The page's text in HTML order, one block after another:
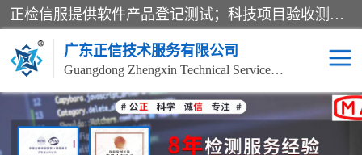
正检信服提供软件产品登记测试；科技项目验收测试；产品确认测试；功能测试；性能测试；安全测试；代码审计测试；漏洞扫描测试；渗透测试；风险评估测试；信息安全等级保护测评；双软认定；实验室建设质量体系建设；软件着作权、软件评测等服务。
广东正信技术服务有限公司
Guangdong Zhengxin Technical Service Co., Ltd
电子政务验收测评 数字信息化验收测评